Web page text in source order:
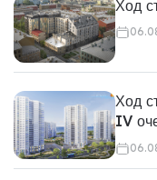
Ход
Ход
IV